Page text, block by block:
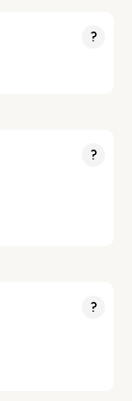
?
?
?